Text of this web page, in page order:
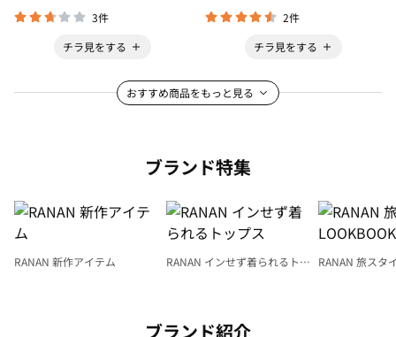
3件
チラ見をする
2件
チラ見をする
おすすめ商品をもっと見る
ブランド特集
RANAN 新作アイテム
RANAN インせず着られるトッ
RANAN 旅スタ
ブランド紹介